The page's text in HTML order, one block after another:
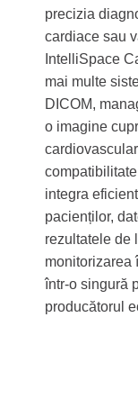
precizia
cardiace sau
IntelliSpace
mai multe
DICOM,
o imagine
integra
pacienților,
rezultatele de
monitorizarea
într-o singură
producătorul